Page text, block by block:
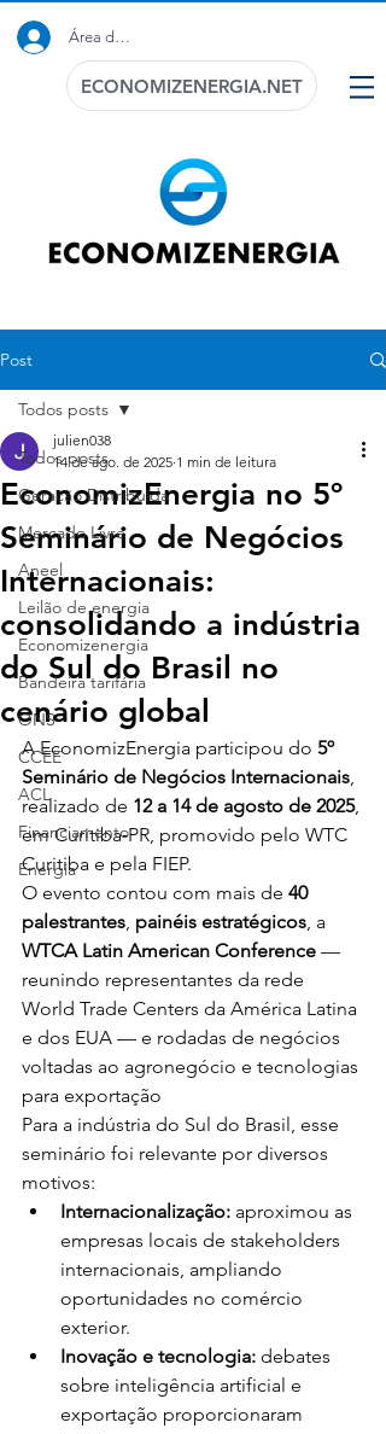
Área do Cliente
ECONOMIZENERGIA.NET
Post
Todos posts
Geração Distribuida
Mercado Livre
Aneel
Leilão de energia
Economizenergia
Bandeira tarifária
ONS
CCEE
ACL
Financiamento
Energia
Todos posts
EconomizEnergia no 5º
Seminário de Negócios
Internacionais:
consolidando a indústria
do Sul do Brasil no
cenário global
julien038
14 de ago. de 2025 1 min de leitura
A EconomizEnergia participou do 5º
Seminário de Negócios Internacionais,
realizado de 12 a 14 de agosto de 2025,
em Curitiba‑PR, promovido pelo WTC
Curitiba e pela FIEP.
O evento contou com mais de 40
palestrantes, painéis estratégicos, a
WTCA Latin American Conference —
reunindo representantes da rede
World Trade Centers da América Latina
e dos EUA — e rodadas de negócios
voltadas ao agronegócio e tecnologias
para exportação
Para a indústria do Sul do Brasil, esse
seminário foi relevante por diversos
motivos:
Internacionalização: aproximou as
empresas locais de stakeholders
internacionais, ampliando
oportunidades no comércio
exterior.
Inovação e tecnologia: debates
sobre inteligência artificial e
exportação proporcionaram